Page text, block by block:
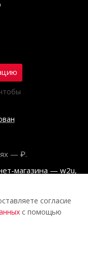
— ₽.
магазина — w2u,
2026
данных
согласие
с помощью